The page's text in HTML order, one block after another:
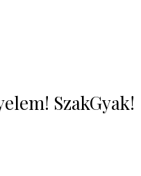
SzakGyak!